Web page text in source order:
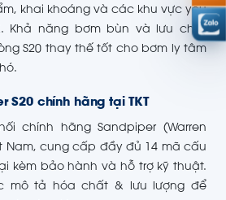
khai khoáng và các khu vực yêu
Khả năng bơm bùn và lưu chất
S20 thay thế tốt cho bơm ly tâm
S20 chính hãng tại TKT
chính hãng Sandpiper (Warren
Nam, cung cấp đầy đủ 14 mã cấu
kèm bảo hành và hỗ trợ kỹ thuật.
mô tả hóa chất & lưu lượng để